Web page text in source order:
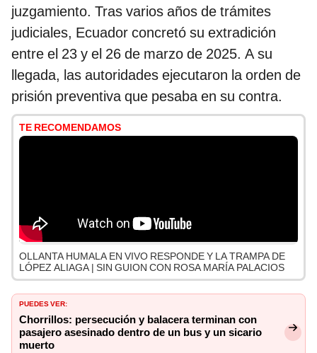
juzgamiento. Tras varios años de trámites
judiciales, Ecuador concretó su extradición
entre el 23 y el 26 de marzo de 2025. A su
llegada, las autoridades ejecutaron la orden de
prisión preventiva que pesaba en su contra.
TE RECOMENDAMOS
OLLANTA HUMALA EN VIVO RESPONDE Y LA TRAMPA DE
LÓPEZ ALIAGA | SIN GUION CON ROSA MARÍA PALACIOS
PUEDES VER:
Chorrillos: persecución y balacera terminan con
pasajero asesinado dentro de un bus y un sicario
muerto